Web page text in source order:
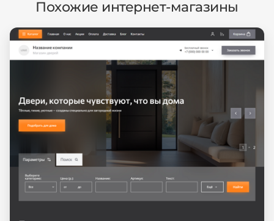
Похожие интернет-магазины